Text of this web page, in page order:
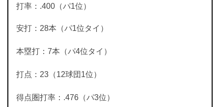
打率：.400（パ1位）
安打：28本（パ1位タイ）
本塁打：7本（パ4位タイ）
打点：23（12球団1位）
得点圏打率：.476（パ3位）